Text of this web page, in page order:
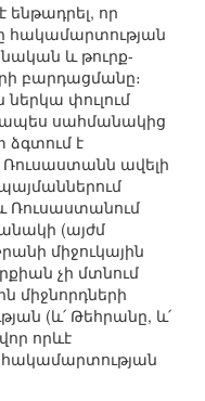
ենթադրել, որ
հակամարտության
և թուրք-
բարդացմանը։
փուլում
սահմանակից
ձգտում է
Ռուսաստանն ավելի
Ռուսաստանում
(այժմ
միջուկային
չի մտնում
միջնորդների
(և՛ Թեհրանը, և՛
որևէ